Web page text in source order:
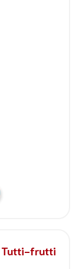
Tutti-frutti